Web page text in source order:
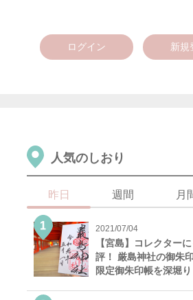
ログイン 新規
人気のしおり
昨日 週間 月
2021/07/04
【宮島】コレクター
評！ 厳島神社の御朱
限定御朱印帳を深堀り